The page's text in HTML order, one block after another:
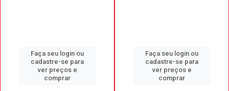
Faça seu login ou
cadastre-se para
ver preços e
comprar
Faça seu login ou
cadastre-se para
ver preços e
comprar